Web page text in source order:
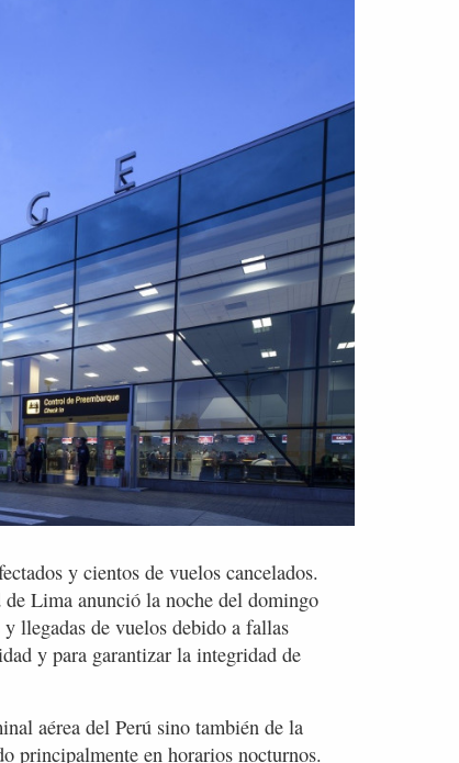
y cientos de vuelos cancelados.
Lima anunció la noche del domingo
llegadas de vuelos debido a fallas
y para garantizar la integridad de
aérea del Perú sino también de la
principalmente en horarios nocturnos.